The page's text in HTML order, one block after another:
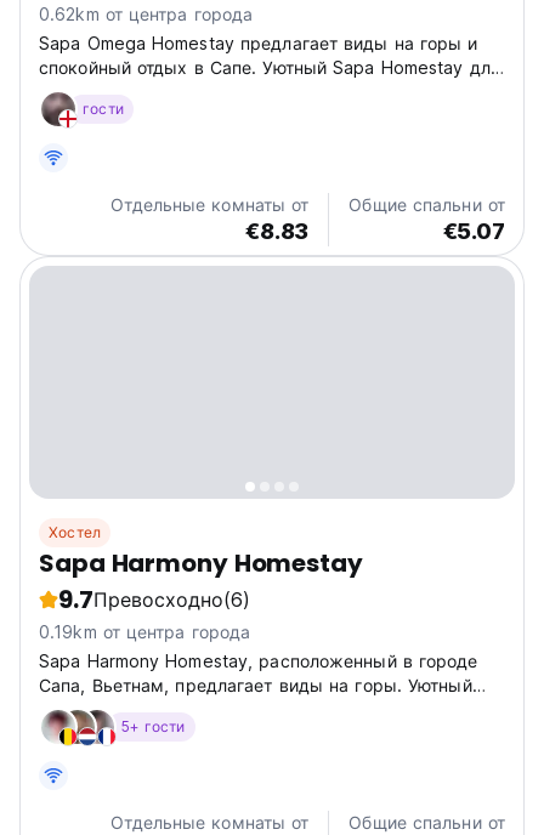
0.62km от центра города
Sapa Omega Homestay предлагает виды на горы и
спокойный отдых в Сапе. Уютный Sapa Homestay для
пеших маршрутов и погружения в местную
вьетнамскую культуру. (Auto-translated from original
гости
Отдельные комнаты от
€8.83
Общие спальни от
€5.07
Хостел
Sapa Harmony Homestay
9.7Превосходно(6)
0.19km от центра города
Sapa Harmony Homestay, расположенный в городе
Сапа, Вьетнам, предлагает виды на горы. Уютный
дом для полного погружения в местную жизнь,
треккинга и знакомства с культурой. Идеально
(Auto-translated from original...
5+ гости
Отдельные комнаты от Общие спальни от